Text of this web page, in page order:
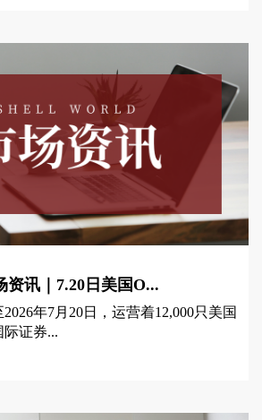
资讯｜7.20日美国O...
2026年7月20日，运营着12,000只美国
际证券...